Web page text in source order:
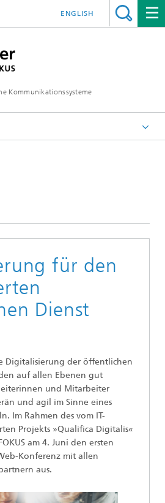
Kommunikationssysteme
ENGLISH
für den
Dienst
Digitalisierung der öffentlichen
auf allen Ebenen gut
und Mitarbeiter
und agil im Sinne eines
Im Rahmen des vom IT-
Projekts »Qualifica Digitalis«
am 4. Juni den ersten
Konferenz mit allen
aus.